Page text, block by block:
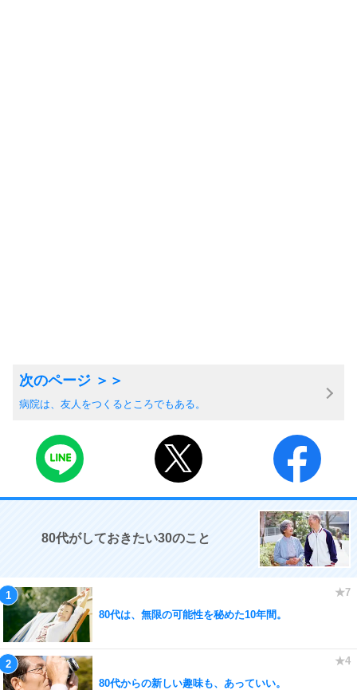
病院は、友人をつくるところでもある。
80代がしておきたい30のこと
80代は、無限の可能性を秘めた10年間。
80代からの新しい趣味も、あっていい。